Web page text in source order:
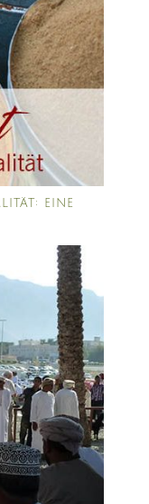
EINE